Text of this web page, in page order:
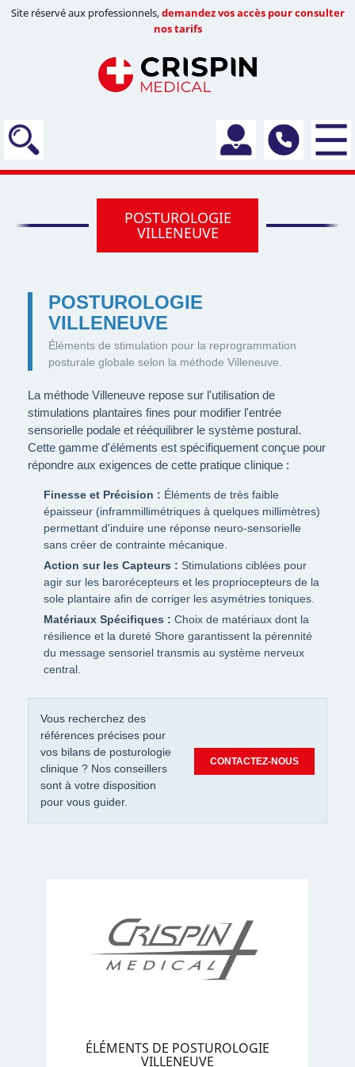
Site réservé aux professionnels,demandez vos accès pour consulter
nos tarifs
POSTUROLOGIE
VILLENEUVE
POSTUROLOGIE
VILLENEUVE
Éléments de stimulation pour la reprogrammation
posturale globale selon la méthode Villeneuve.
La méthode Villeneuve repose sur l'utilisation de
stimulations plantaires fines pour modifier l'entrée
sensorielle podale et rééquilibrer le système postural.
Cette gamme d'éléments est spécifiquement conçue pour
répondre aux exigences de cette pratique clinique :
Finesse et Précision : Éléments de très faible
épaisseur (inframmillimétriques à quelques millimètres)
permettant d'induire une réponse neuro-sensorielle
sans créer de contrainte mécanique.
Action sur les Capteurs : Stimulations ciblées pour
agir sur les barorécepteurs et les propriocepteurs de la
sole plantaire afin de corriger les asymétries toniques.
Matériaux Spécifiques : Choix de matériaux dont la
résilience et la dureté Shore garantissent la pérennité
du message sensoriel transmis au système nerveux
central.
Vous recherchez des
références précises pour
vos bilans de posturologie
clinique ? Nos conseillers
sont à votre disposition
pour vous guider.
CONTACTEZ-NOUS
ÉLÉMENTS DE POSTUROLOGIE
VILLENEUVE